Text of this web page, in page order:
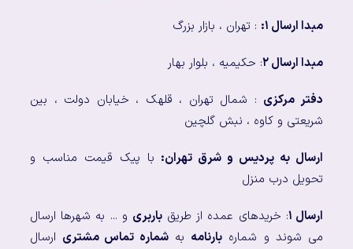
مبدا ارسال ۱: : تهران ، بازار بزرگ
مبدا ارسال ۲ : حکیمیه ، بلوار بهار
دفتر مرکزی : شمال تهران ، قلهک ، خیابان دولت ، بین
شریعتی و کاوه ، نبش گلچین
ارسال به پردیس و شرق تهران: با پیک قیمت مناسب و
تحویل درب منزل
ارسال ۱ : خریدهای عمده از طریقباربری و ... به شهرها ارسال
می شوند و شماره بارنامه بهشماره تماس مشتری ارسال